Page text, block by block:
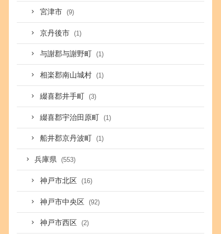
宮津市 (9)
京丹後市 (1)
与謝郡与謝野町 (1)
相楽郡南山城村 (1)
綴喜郡井手町 (3)
綴喜郡宇治田原町 (1)
船井郡京丹波町 (1)
兵庫県 (553)
神戸市北区 (16)
神戸市中央区 (92)
神戸市西区 (2)